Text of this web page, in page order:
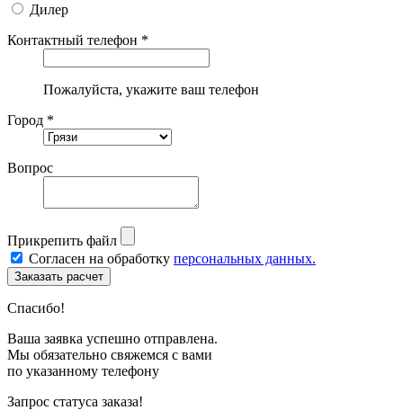
Дилер
Контактный телефон *
Пожалуйста, укажите ваш телефон
Город *
Вопрос
Прикрепить файл
Согласен на обработку персональных данных.
Спасибо!
Ваша заявка успешно отправлена.
Мы обязательно свяжемся с вами
по указанному телефону
Запрос статуса заказа!